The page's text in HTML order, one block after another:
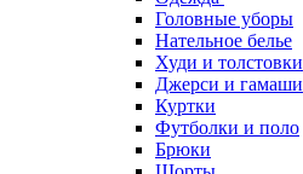
Головные уборы
Нательное белье
Худи и толстовки
Джерси и гамаши
Куртки
Футболки и поло
Брюки